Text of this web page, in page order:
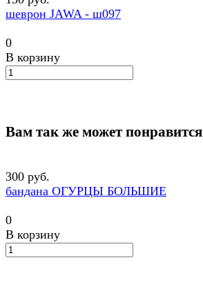
шеврон JAWA - ш097
0
В корзину
Вам так же может понравится
300 руб.
бандана ОГУРЦЫ БОЛЬШИЕ
0
В корзину